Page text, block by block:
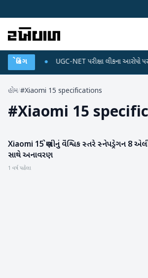
બ્રેકિંગ
પ્લાન UGC-NET પરીક્ષા લીકના આરોપો પર
હોમ/#Xiaomi 15 specifications
#Xiaomi 15
ગેજેટ
Xiaomi 15 શ્રેણીનું વૈશ્વિક સ્તરે સ્નેપડ્રેગન 8
સાથે અનાવરણ
1 વર્ષ પહેલા